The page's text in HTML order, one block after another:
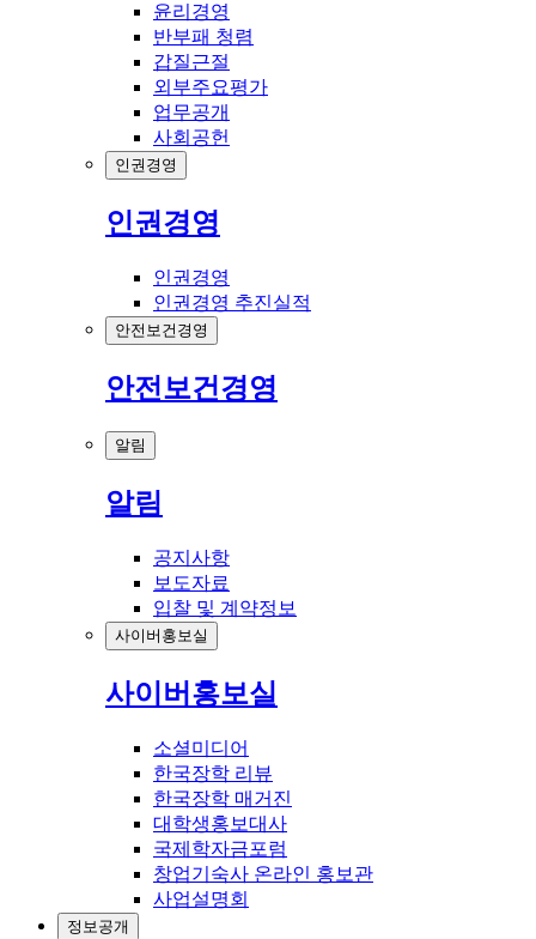
윤리경영
반부패 청렴
갑질근절
외부주요평가
업무공개
사회공헌
인권경영
인권경영
인권경영
인권경영 추진실적
안전보건경영
안전보건경영
알림
알림
공지사항
보도자료
입찰 및 계약정보
사이버홍보실
사이버홍보실
소셜미디어
한국장학 리뷰
한국장학 매거진
대학생홍보대사
국제학자금포럼
창업기숙사 온라인 홍보관
사업설명회
정보공개